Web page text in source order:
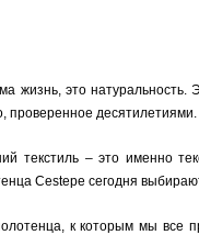
жизнь, это натуральность.
проверенное десятилетиями.
текстиль – это именно
Cestepe сегодня
к которым мы все